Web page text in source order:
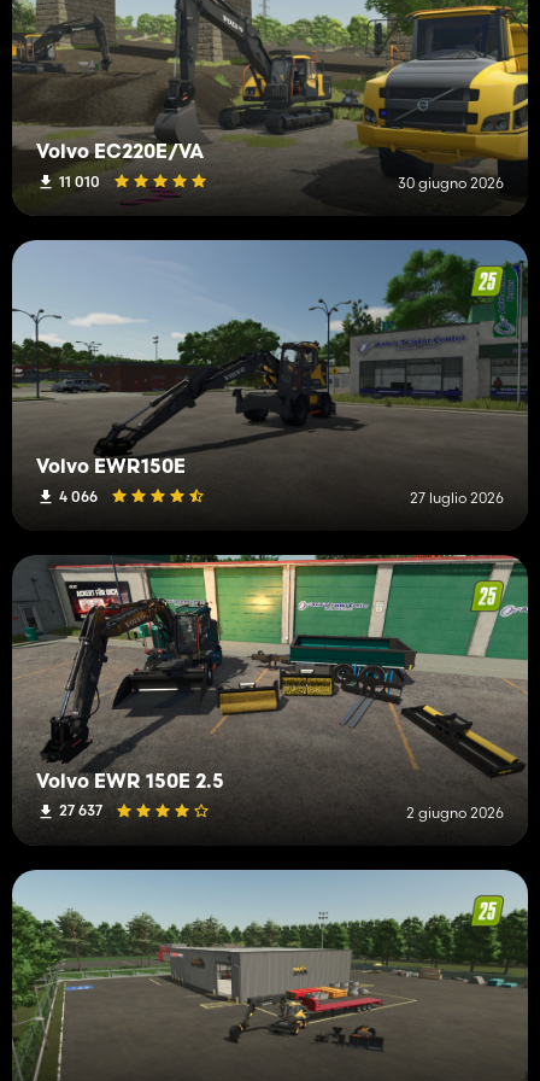
Volvo EC220E/VA
11 010 30 giugno 2026
Volvo EWR150E
4 066 27 luglio 2026
Volvo EWR 150E 2.5
27 637 2 giugno 2026